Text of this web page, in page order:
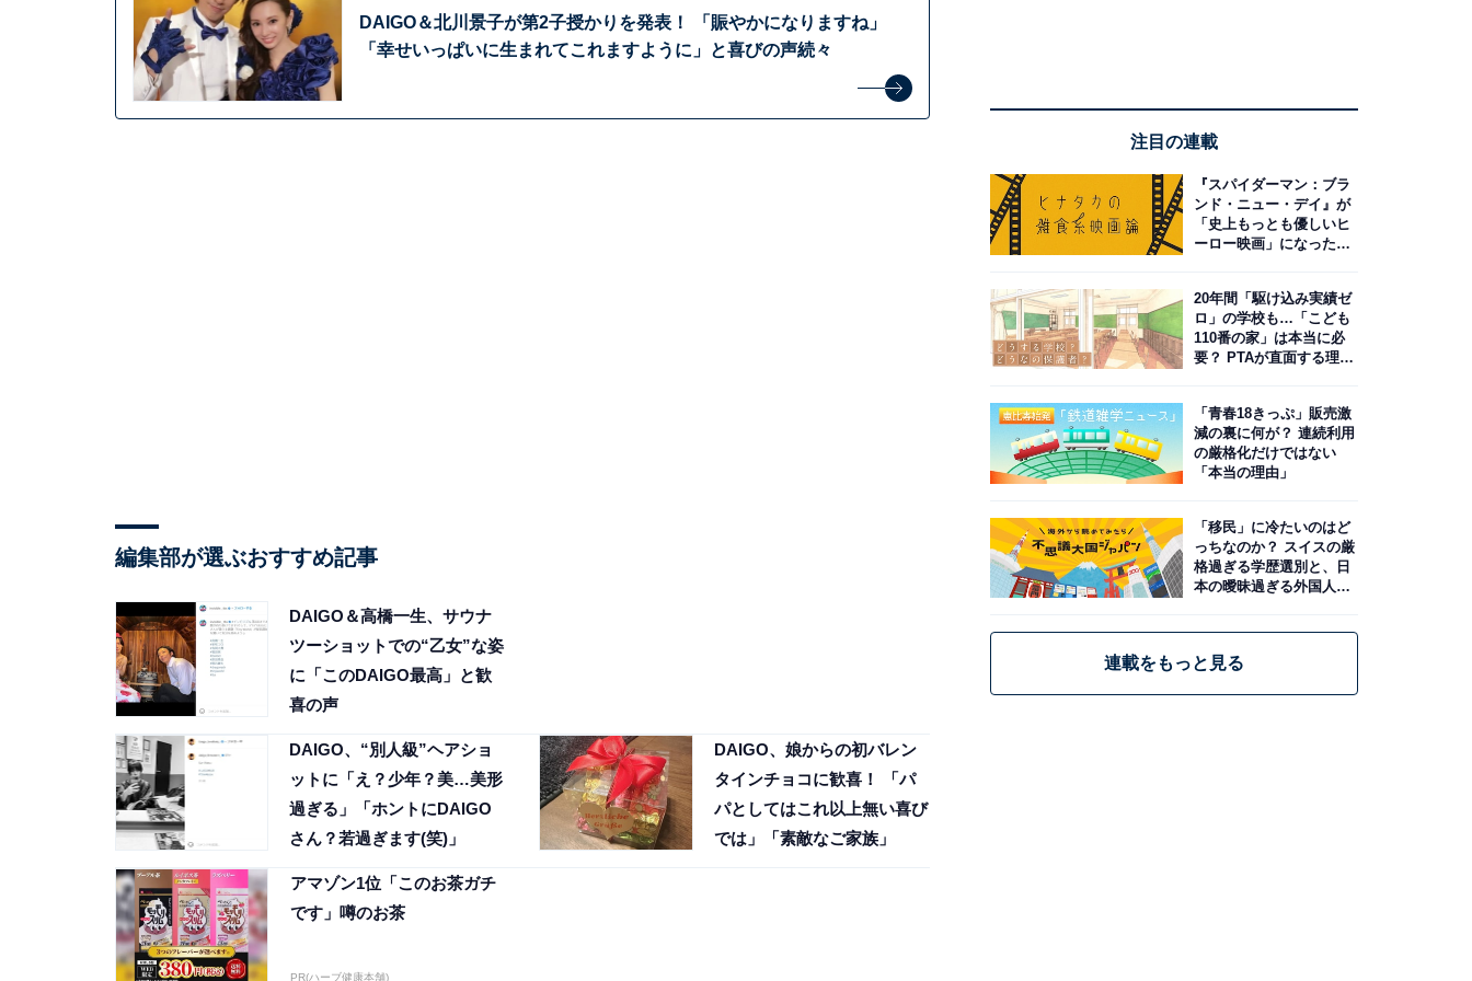
DAIGO＆北川景子が第2子授かりを発表！ 「賑やかになりますね」
「幸せいっぱいに生まれてこれますように」と喜びの声続々
編集部が選ぶおすすめ記事
DAIGO＆高橋一生、サウナ
ツーショットでの“乙女”な姿
に「このDAIGO最高」と歓
喜の声
DAIGO、“別人級”ヘアショ
ットに「え？少年？美…美形
過ぎる」「ホントにDAIGO
さん？若過ぎます(笑)」
DAIGO、娘からの初バレン
タインチョコに歓喜！ 「パ
パとしてはこれ以上無い喜び
では」「素敵なご家族」
アマゾン1位「このお茶ガチ
です」噂のお茶
PR(ハーブ健康本舗)
注目の連載
『スパイダーマン：ブラ
ンド・ニュー・デイ』が
「史上もっとも優しいヒ
ーロー映画」になった理
20年間「駆け込み実績ゼ
ロ」の学校も…「こども
110番の家」は本当に必
要？ PTAが直面する理想
「青春18きっぷ」販売激
減の裏に何が？ 連続利用
の厳格化だけではない
「本当の理由」
「移民」に冷たいのはど
っちなのか？ スイスの厳
格過ぎる学歴選別と、日
本の曖昧過ぎる外国人政
連載をもっと見る